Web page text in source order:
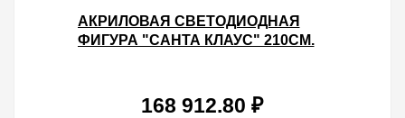
АКРИЛОВАЯ СВЕТОДИОДНАЯ
ФИГУРА "САНТА КЛАУС" 210СМ.
168 912.80 ₽